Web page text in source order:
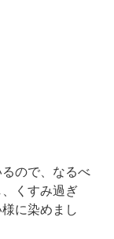
ので、なるべ
くすみ過ぎ
に染めまし